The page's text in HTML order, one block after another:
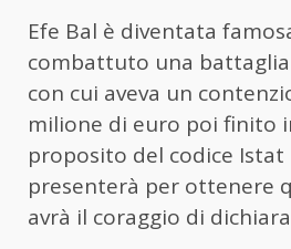
Efe Bal è diventata
combattuto una
con cui aveva un
milione di euro poi finito
proposito del codice Istat
presenterà per ottenere
avrà il coraggio di